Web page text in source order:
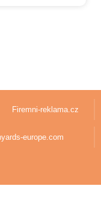
Firemni-reklama.cz
europe.com